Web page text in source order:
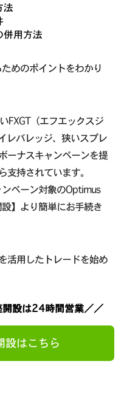
法
併用方法
めのポイントをわかり
FXGT（エフエックスジ
レバレッジ、狭いスプレ
ーナスキャンペーンを提
持されています。
ペーン対象のOptimus
】より簡単にお手続き
活用したトレードを始め
設は24時間営業／／
設はこちら